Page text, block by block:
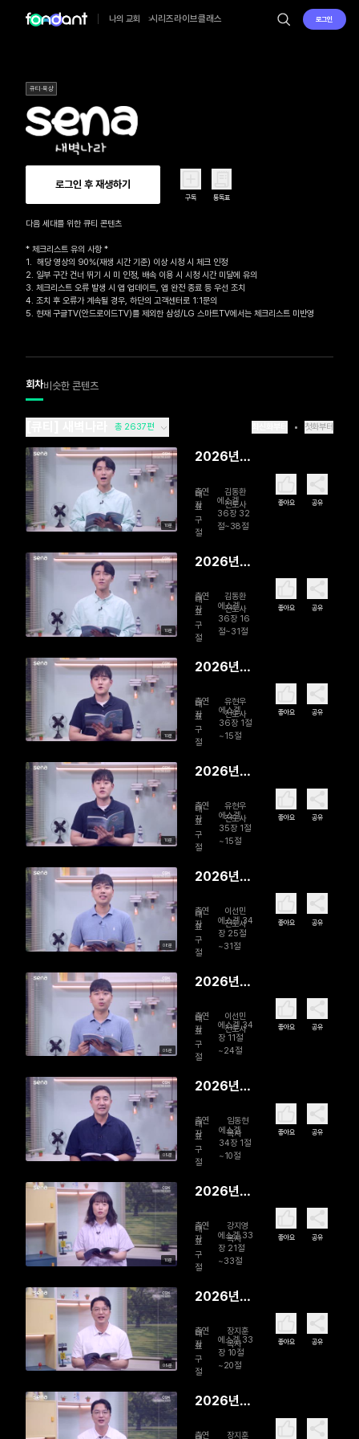
나의 교회 시리즈라이브클래스 로그인
큐티·묵상
로그인 후 재생하기
구독 통독표
다음 세대를 위한 큐티 콘텐츠
* 체크리스트 유의 사항 *
1.  해당 영상의 90%(재생 시간 기준) 이상 시청 시 체크 인정
2. 일부 구간 건너 뛰기 시 미 인정, 배속 이용 시 시청 시간 미달에 유의
3. 체크리스트 오류 발생 시 앱 업데이트, 앱 완전 종료 등 우선 조치
4. 조치 후 오류가 계속될 경우, 하단의 고객센터로 1:1문의
5. 현재 구글TV(안드로이드TV)를 제외한 삼성/LG 스마트TV에서는 체크리스트 미반영
회차비슷한 콘텐츠
총 2637편 첫화부터
10분
2026년
일 함께 걸
으시는 주
님
출연
자
김동환
전도사
대
표
구
절
에스겔
36장 32
절~38절
좋아요 공유
10분
2026년
일 영혼 리
모델링
출연
자
김동환
전도사
대
표
구
절
에스겔
36장 16
절~31절
좋아요 공유
10분
2026년
일 회복을
줄게
출연
자
유현우
전도사
대
표
구
절
에스겔
36장 1절
~15절
좋아요 공유
10분
2026년
일 하나님
의 참교육
출연
자
유현우
전도사
대
표
구
절
에스겔
35장 1절
~15절
좋아요 공유
08분
2026년
일 나의 완
벽한 목자
출연
자
이선민
전도사
대
표
구
절
에스겔 34
장 25절
~31절
좋아요 공유
09분
2026년
일 다시, 목
자의 품으
로
출연
자
이선민
전도사
대
표
구
절
에스겔 34
장 11절
~24절
좋아요 공유
09분
2026년
양 떼를 찾
아서
출연
자
임동현
목사
대
표
구
절
에스겔
34장 1절
~10절
좋아요 공유
10분
2026년
들었으면
행하라!
출연
자
강지영
목사
대
표
구
절
에스겔 33
장 21절
~33절
좋아요 공유
09분
2026년
일 ‘오늘’을
보신다
출연
자
장지훈
목사
대
표
구
절
에스겔 33
장 10절
~20절
좋아요 공유
2026년
출연 장지훈